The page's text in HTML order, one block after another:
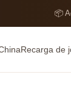
📦
Recarga de